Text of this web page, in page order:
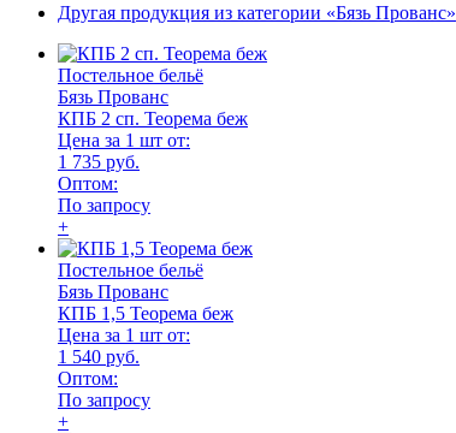
Другая продукция из категории «Бязь Прованс»
Постельное бельё
Бязь Прованс
КПБ 2 сп. Теорема беж
Цена за 1 шт от:
1 735 руб.
Оптом:
По запросу
+
Постельное бельё
Бязь Прованс
КПБ 1,5 Теорема беж
Цена за 1 шт от:
1 540 руб.
Оптом:
По запросу
+